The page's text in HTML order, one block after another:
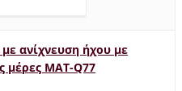
ανίχνευση ήχου με
μέρες MAT-Q77